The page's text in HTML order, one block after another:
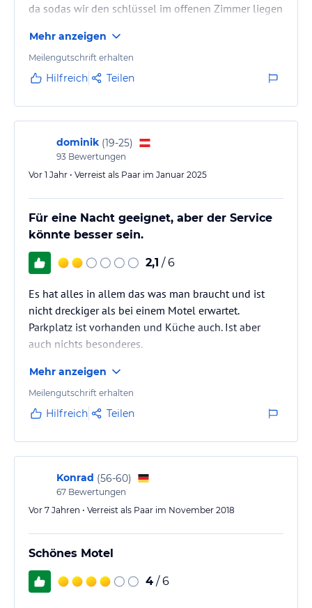
da sodas wir den schlüssel im offenen Zimmer liegen
man ihn hätte hingeben können.
Für eine Nacht ok.
Mehr anzeigen
Meilengutschrift erhalten
Hilfreich Teilen
dominik (19-25)
93 Bewertungen
Vor 1 Jahr • Verreist als Paar im Januar 2025
Für eine Nacht geeignet, aber der Service
könnte besser sein.
2,1 / 6
Es hat alles in allem das was man braucht und ist
nicht dreckiger als bei einem Motel erwartet.
Parkplatz ist vorhanden und Küche auch. Ist aber
auch nichts besonderes.
Mehr anzeigen
Meilengutschrift erhalten
Hilfreich Teilen
Konrad (56-60)
67 Bewertungen
Vor 7 Jahren • Verreist als Paar im November 2018
Schönes Motel
4 / 6